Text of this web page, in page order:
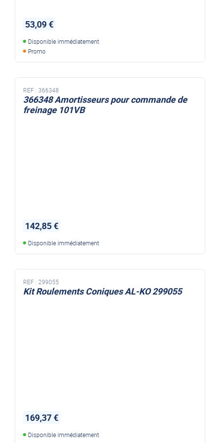
53,09 €
Disponible immédiatement
Promo
REF : 366348
366348 Amortisseurs pour commande de
freinage 101VB
142,85 €
Disponible immédiatement
REF : 299055
Kit Roulements Coniques AL-KO 299055
169,37 €
Disponible immédiatement